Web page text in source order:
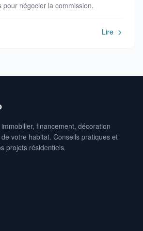
pour négocier la commission.
Lire
financement, décoration
votre habitat. Conseils pratiques et
projets résidentiels.